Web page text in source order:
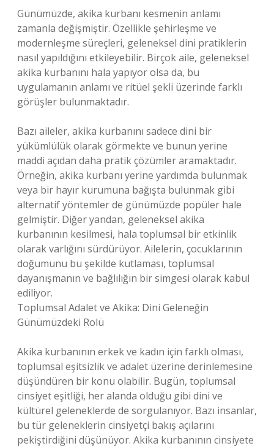
Günümüzde, akika kurbanı kesmenin anlamı
zamanla değişmiştir. Özellikle şehirleşme ve
modernleşme süreçleri, geleneksel dini pratiklerin
nasıl yapıldığını etkileyebilir. Birçok aile, geleneksel
akika kurbanını hala yapıyor olsa da, bu
uygulamanın anlamı ve ritüel şekli üzerinde farklı
görüşler bulunmaktadır.
Bazı aileler, akika kurbanını sadece dini bir
yükümlülük olarak görmekte ve bunun yerine
maddi açıdan daha pratik çözümler aramaktadır.
Örneğin, akika kurbanı yerine yardımda bulunmak
veya bir hayır kurumuna bağışta bulunmak gibi
alternatif yöntemler de günümüzde popüler hale
gelmiştir. Diğer yandan, geleneksel akika
kurbanının kesilmesi, hala toplumsal bir etkinlik
olarak varlığını sürdürüyor. Ailelerin, çocuklarının
doğumunu bu şekilde kutlaması, toplumsal
dayanışmanın ve bağlılığın bir simgesi olarak kabul
ediliyor.
Toplumsal Adalet ve Akika: Dini Geleneğin
Günümüzdeki Rolü
Akika kurbanının erkek ve kadın için farklı olması,
toplumsal eşitsizlik ve adalet üzerine derinlemesine
düşündüren bir konu olabilir. Bugün, toplumsal
cinsiyet eşitliği, her alanda olduğu gibi dini ve
kültürel geleneklerde de sorgulanıyor. Bazı insanlar,
bu tür geleneklerin cinsiyetçi bakış açılarını
pekiştirdiğini düşünüyor. Akika kurbanının cinsiyete